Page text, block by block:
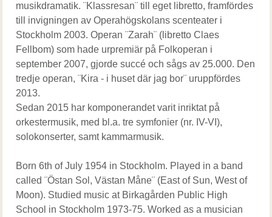
musikdramatik. ¨Klassresan¨ till eget libretto, framfördes
till invigningen av Operahögskolans scenteater i
Stockholm 2003. Operan ¨Zarah¨ (libretto Claes
Fellbom) som hade urpremiär på Folkoperan i
september 2007, gjorde succé och sågs av 25.000. Den
tredje operan, ¨Kira - i huset där jag bor¨ uruppfördes
2013.
Sedan 2015 har komponerandet varit inriktat på
orkestermusik, med bl.a. tre symfonier (nr. IV-VI),
solokonserter, samt kammarmusik.
Born 6th of July 1954 in Stockholm. Played in a band
called ¨Östan Sol, Västan Måne¨ (East of Sun, West of
Moon). Studied music at Birkagården Public High
School in Stockholm 1973-75. Worked as a musician